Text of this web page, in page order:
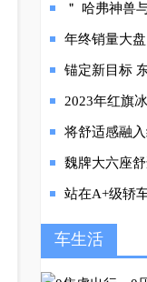
＂​ 哈弗神兽与
年终销量大盘点 第
锚定新目标
2023年红旗冰雪嘉年
将舒适感融
魏牌大六座舒适电动
站在A+级轿车
车生活